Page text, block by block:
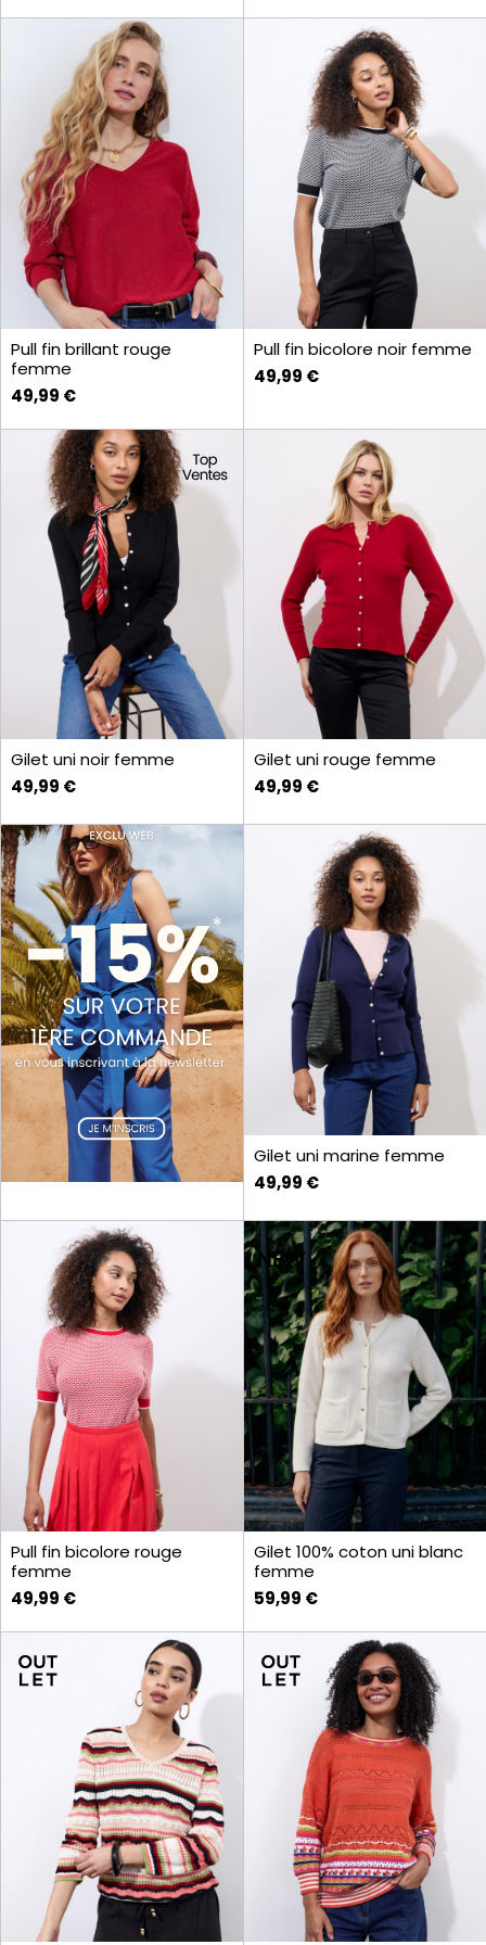
Pull fin brillant rouge
femme
49,99 €
Pull fin bicolore noir femme
49,99 €
Gilet uni noir femme
49,99 €
Gilet uni rouge femme
49,99 €
Gilet uni marine femme
49,99 €
Pull fin bicolore rouge
femme
49,99 €
Gilet 100% coton uni blanc
femme
59,99 €